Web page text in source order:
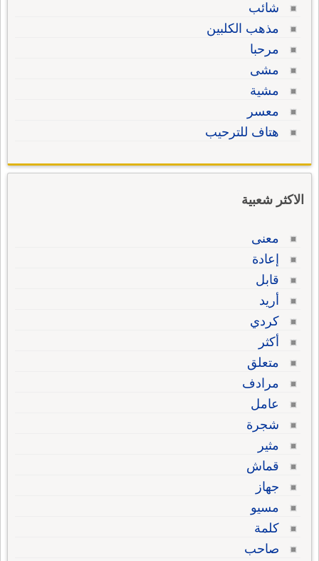
شائب
مذهب الكلبين
مرحبا
مشى
مشية
معسر
هتاف للترحيب
الاكثر شعبية
معنى
إعادة
قابل
أريد
كردي
أكثر
متعلق
مرادف
عامل
شجرة
مثير
قماش
جهاز
مسيو
كلمة
صاحب